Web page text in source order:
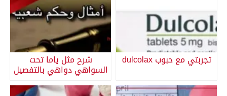
تجربتي مع حبوب dulcolax شرح مثل ياما تحت
السواهي دواهي بالتفصيل